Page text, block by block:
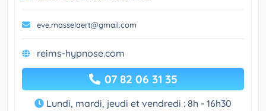
eve.masselaert@gmail.com
reims-hypnose.com
07 82 06 31 35
Lundi, mardi, jeudi et vendredi : 8h - 16h30